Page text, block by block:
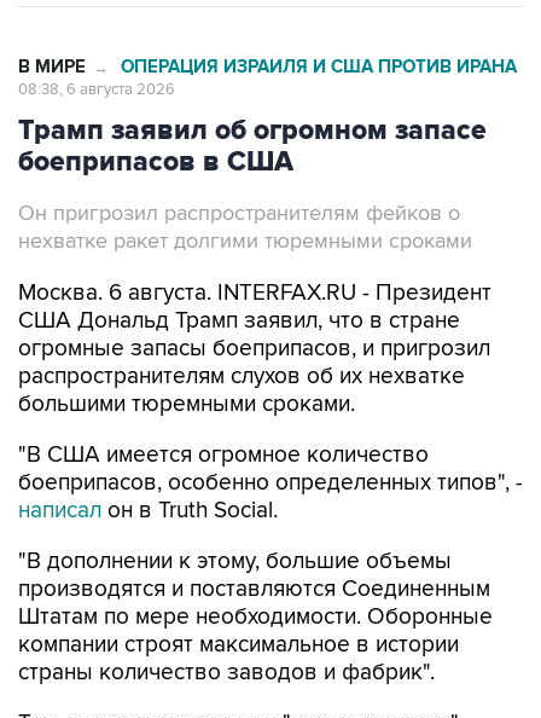
В МИРЕ → ОПЕРАЦИЯ ИЗРАИЛЯ И США ПРОТИВ ИРАНА
08:38, 6 августа 2026
Трамп заявил об огромном запасе
боеприпасов в США
Он пригрозил распространителям фейков о
нехватке ракет долгими тюремными сроками
Москва. 6 августа. INTERFAX.RU - Президент
США Дональд Трамп заявил, что в стране
огромные запасы боеприпасов, и пригрозил
распространителям слухов об их нехватке
большими тюремными сроками.
"В США имеется огромное количество
боеприпасов, особенно определенных типов", -
написал он в Truth Social.
"В дополнении к этому, большие объемы
производятся и поставляются Соединенным
Штатам по мере необходимости. Оборонные
компании строят максимальное в истории
страны количество заводов и фабрик".